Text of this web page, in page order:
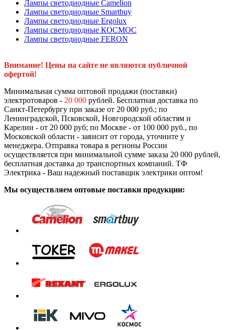
Лампы светодиодные Camelion
Лампы светодиодные Smartbuy
Лампы светодиодные Ergolux
Лампы светодиодные КОСМОС
Лампы светодиодные FERON
Внимание! Цены на сайте не являются публичной
офертой!
Минимальная сумма оптовой продажи (поставки)
электротоваров - 20 000 рублей. Бесплатная доставка по
Санкт-Петербургу при заказе от 20 000 руб.; по
Ленинградской, Псковской, Новгородской областям и
Карелии - от 20 000 руб; по Москве - от 100 000 руб., по
Московской области - зависит от города, уточните у
менеджера. Отправка товара в регионы России
осуществляется при минимальной сумме заказа 20 000 рублей,
бесплатная доставка до транспортных компаний. ТФ
Электрика - Ваш надежный поставщик электрики оптом!
Мы осуществляем оптовые поставки продукции: